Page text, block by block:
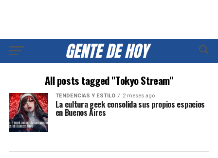
All posts tagged "Tokyo Stream"
TENDENCIAS Y ESTILO 2 meses ago
La cultura geek consolida sus propios espacios
en Buenos Aires